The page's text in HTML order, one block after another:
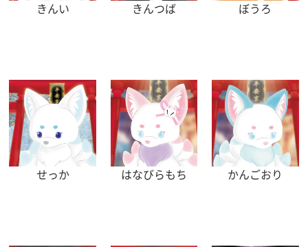
きんい きんつば ぼうろ
せっか はなびらもち かんごおり